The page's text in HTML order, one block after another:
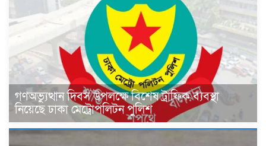
গণঅভ্যুত্থান দিবস উপলক্ষে বিশেষ ট্রাফিক ব্যবস্থা
নিয়েছে ঢাকা মেট্রোপলিটন পুলিশ